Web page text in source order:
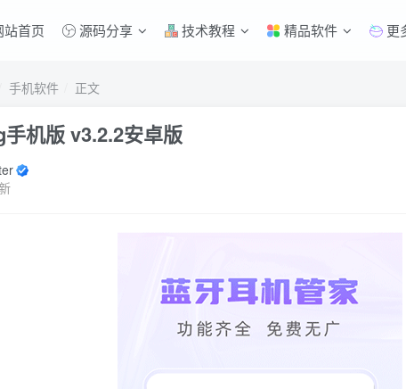
站首页 源码分享 技术教程 精品软件 更
手机软件 正文
机版 v3.2.2安卓版